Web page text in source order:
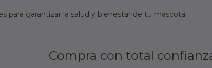
para garantizar la salud y bienestar de tu mascota.
Compra con total